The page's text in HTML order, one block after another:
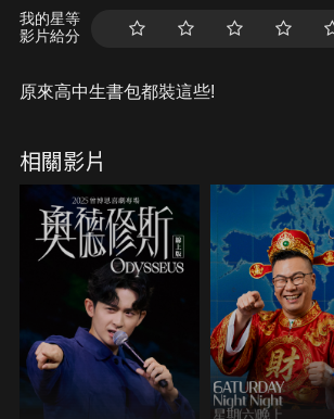
我的星等
影片給分
原來高中生書包都裝這些!
相關影片